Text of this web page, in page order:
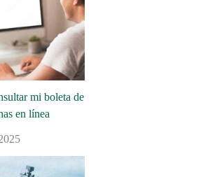
mi boleta de
en línea